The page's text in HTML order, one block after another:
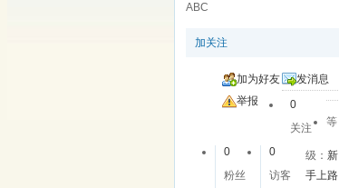
ABC
加关注
加为好友
发消息
举报
0
关注
0
粉丝
0
访客
等
级：新
手上路